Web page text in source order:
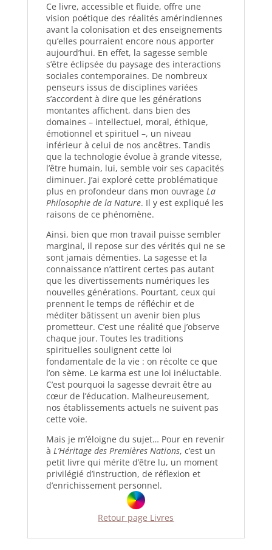
Ce livre, accessible et fluide, offre une
vision poétique des réalités amérindiennes
avant la colonisation et des enseignements
qu’elles pourraient encore nous apporter
aujourd’hui. En effet, la sagesse semble
s’être éclipsée du paysage des interactions
sociales contemporaines. De nombreux
penseurs issus de disciplines variées
s’accordent à dire que les générations
montantes affichent, dans bien des
domaines – intellectuel, moral, éthique,
émotionnel et spirituel –, un niveau
inférieur à celui de nos ancêtres. Tandis
que la technologie évolue à grande vitesse,
l’être humain, lui, semble voir ses capacités
diminuer. J’ai exploré cette problématique
plus en profondeur dans mon ouvrage La
Philosophie de la Nature. Il y est expliqué les
raisons de ce phénomène.
Ainsi, bien que mon travail puisse sembler
marginal, il repose sur des vérités qui ne se
sont jamais démenties. La sagesse et la
connaissance n’attirent certes pas autant
que les divertissements numériques les
nouvelles générations. Pourtant, ceux qui
prennent le temps de réfléchir et de
méditer bâtissent un avenir bien plus
prometteur. C’est une réalité que j’observe
chaque jour. Toutes les traditions
spirituelles soulignent cette loi
fondamentale de la vie : on récolte ce que
l’on sème. Le karma est une loi inéluctable.
C’est pourquoi la sagesse devrait être au
cœur de l’éducation. Malheureusement,
nos établissements actuels ne suivent pas
cette voie.
Mais je m’éloigne du sujet… Pour en revenir
à L’Héritage des Premières Nations, c’est un
petit livre qui mérite d’être lu, un moment
privilégié d’instruction, de réflexion et
d’enrichissement personnel.
Retour page Livres